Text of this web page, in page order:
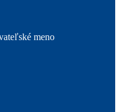
meno